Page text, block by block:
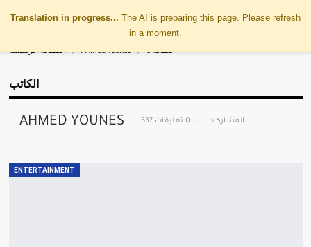
Translation in progress... The AI is preparing this page. Please refresh
in a moment.
الصفحة الرئيسية Ahmed Younes صفحة 3
الكاتب
AHMED YOUNES 537 المشاركات 0 تعليقات
ENTERTAINMENT